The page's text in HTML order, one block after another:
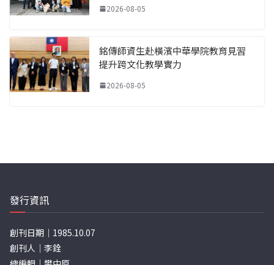
2026-08-05
銘傳師資生赴橫濱中華學院教育見習
提升跨文化教學實力
2026-08-05
發行資訊
創刊日期｜1985.10.07
創刊人｜李銓